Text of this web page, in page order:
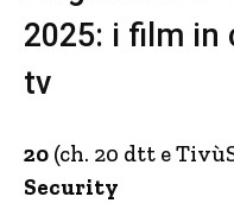
2025: i film in
tv
20 (ch. 20 dtt e
Security